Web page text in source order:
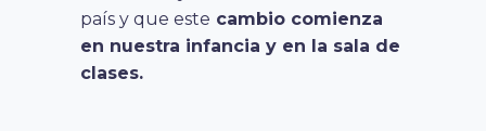
país y que este cambio comienza
en nuestra infancia y en la sala de
clases.